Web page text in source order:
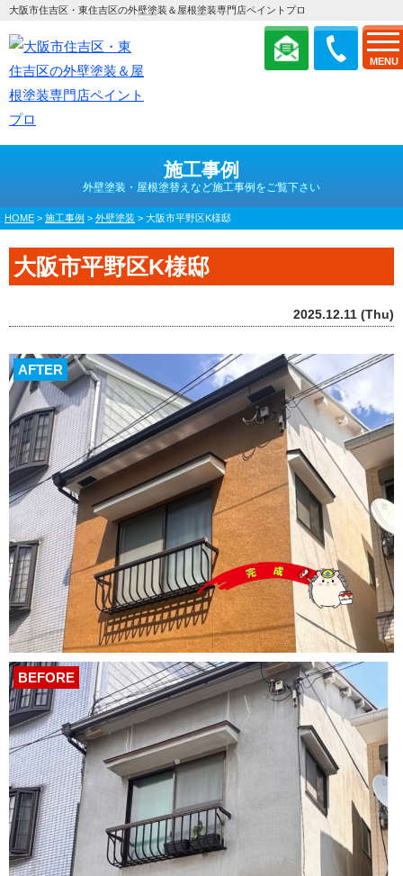
MENU
大阪市住吉区・東住吉区の外壁塗装＆屋根塗装専門店ペイントプロ
施工事例
外壁塗装・屋根塗替えなど施工事例をご覧下さい
HOME > 施工事例 > 外壁塗装 > 大阪市平野区K様邸
大阪市平野区K様邸
2025.12.11 (Thu)
AFTER
BEFORE